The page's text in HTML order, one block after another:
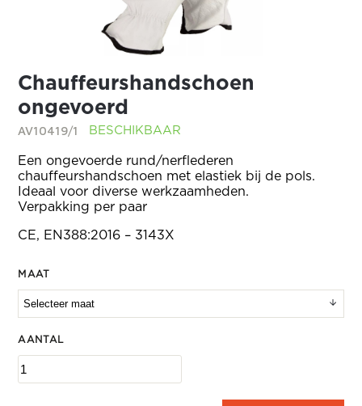
Chauffeurshandschoen
ongevoerd
AV10419/1 BESCHIKBAAR
Een ongevoerde rund/nerflederen
chauffeurshandschoen met elastiek bij de pols.
Ideaal voor diverse werkzaamheden.
Verpakking per paar
CE, EN388:2016 – 3143X
MAAT
AANTAL